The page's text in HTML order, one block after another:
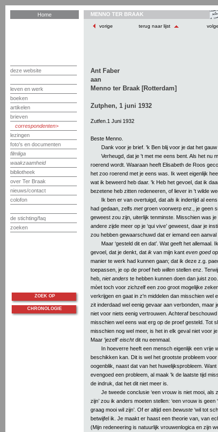
Home
deze website
leven en werk
boeken
artikelen
brieven
correspondenten
lezingen
foto's en documenten
filmliga
waakzaamheid
bibliotheek
over Ter Braak
nieuws/contact
colofon
de stichting/faq
zoeken
MENNO TER BRAAK
vorige terug naar lijst
Ant Faber
aan
Menno ter Braak [Rotterdam]
Zutphen, 1 juni 1932
Zutfen.1 Juni 1932
Beste Menno.
Dank voor je brief. 'k Ben blij voor je dat het
Verheugd, dat je 't met me eens bent. Als het nu
roerend wordt. Waaraan heeft Elisabeth de Roos
het zoo roerend met je eens was. Ik weet eigenlijk
wat ik beweerd heb daar. 'k Heb het gevoel, dat ik
bezetene heb zitten redeneeren, of liever in 't wilde
Ik ben er van overtuigd, dat als ik indertijd al
had gedaan, zelfs metgroen voorwerp enz., je geen
geweest zou zijn, uiterlijk tenminste. Misschien was je
andere zijde meer op je ‘qui vive’ geweest, daar je
zou hebben gewaarschuwd dat er iemand een aanval
Maar ‘gesteld dit en dat’. Wat geeft het allemaal.
gevoel, dat je denkt, dat ik van mijn kant even goedop
manier te werk had kunnen gaan; dat ik deze z.g.
toepassen, je op de proef heb willen stellen enz.
heb, niet anders te hebben kunnen doen dan juist
mòet toch voor zichzelf een zoo groot mogelijke
verkrijgen en gaat in z'n middelen dan misschien wel
zit inderdaad wel eenig gevaar aan verbonden, maar
niet voor niets eenig vertrouwen. Achteraf beschouwd
misschien wel eens wat erg op de proef gesteld. Tot
misschien nog wel meer, is het in elk geval niet voor
Maar ‘jezelf’ eischtdit nu eenmaal.
In hoeverre heeft een mensch eigenlijk een vrije
beschikken kan. Dit is wel het grootste probleem voor
oogenblik, naast dat van het huwelijksprobleem.
evengoed een probleem, al maak 'k de laatste tijd
de indruk, dat het dit niet meer is.
Je tweede conclusie ‘een vrouw is niet mooi, als
zijn’ zou ik anders moeten stellen: ‘een vrouw is geen
graag mooi wil zijn’. Of er altijd een bewuste ‘wil tot
betwijfel ik. Je maakt er haast een theorie van, van
(Mijn redeneering is natuurlijk vrouwenlogica en zijn
ZOEK OP
CHRONOLOGIE